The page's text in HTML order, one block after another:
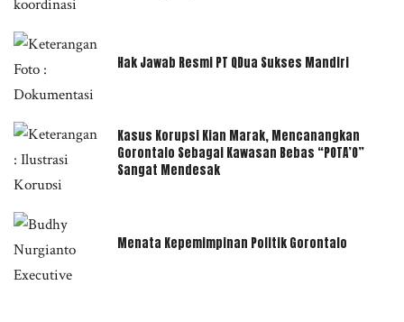
Hak Jawab Resmi PT QDua Sukses Mandiri
Kasus Korupsi Kian Marak, Mencanangkan
Gorontalo Sebagai Kawasan Bebas “POTA’O”
Sangat Mendesak
Menata Kepemimpinan Politik Gorontalo